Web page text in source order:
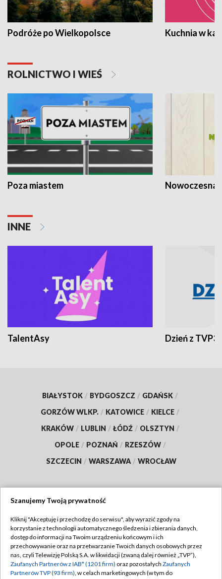
Podróże po Wielkopolsce Kuchnia w
ROLNICTWO I WIEŚ
Poza miastem Nowoczesna
INNE
TalentAsy Dzień z TVP3
BIAŁYSTOK / BYDGOSZCZ / GDAŃSK /
GORZÓW WLKP. / KATOWICE / KIELCE /
KRAKÓW / LUBLIN / ŁÓDŹ / OLSZTYN /
OPOLE / POZNAŃ / RZESZÓW /
SZCZECIN / WARSZAWA / WROCŁAW
TVP
Abonament TVP
Emisja w TVP
Regulamin TVP
Polityka prywatności
Szanujemy Twoją prywatność
Kliknij "Akceptuję i przechodzę do serwisu", aby wyrazić zgody na
korzystanie z technologii automatycznego śledzenia i zbierania danych,
dostęp do informacji na Twoim urządzeniu końcowym i ich
przechowywanie oraz na przetwarzanie Twoich danych osobowych przez
nas, czyli Telewizję Polską S.A. w likwidacji (zwaną dalej również „TVP”),
Zaufanych Partnerów z IAB* (1201 firm) oraz pozostałych Zaufanych
Partnerów TVP (93 firm), w celach marketingowych (w tym do